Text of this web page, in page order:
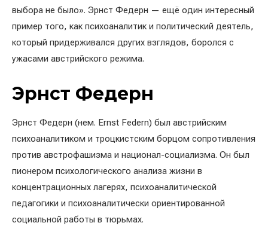
выбора не было». Эрнст Федерн — ещё один интересный
пример того, как психоаналитик и политический деятель,
который придерживался других взглядов, боролся с
ужасами австрийского режима.
Эрнст Федерн
Эрнст Федерн (нем. Ernst Federn) был австрийским
психоаналитиком и троцкистским борцом сопротивления
против австрофашизма и национал-социализма. Он был
пионером психологического анализа жизни в
концентрационных лагерях, психоаналитической
педагогики и психоаналитически ориентированной
социальной работы в тюрьмах.